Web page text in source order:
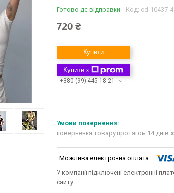
Готово до відправки Код: od-10437-4
720 ₴
Купити
Купити з
+380 (99) 445-18-21
повернення товару протягом 14 днів
У компанії підключені електронні
сайту.